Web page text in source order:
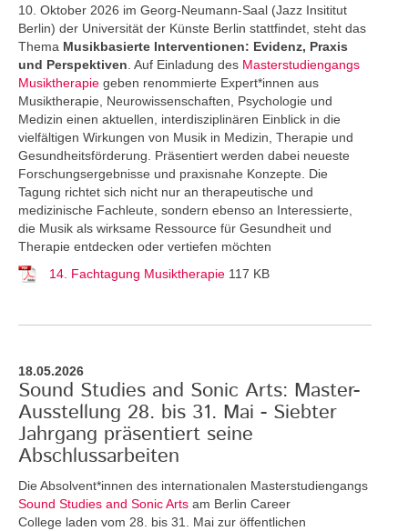
10. Oktober 2026 im Georg-Neumann-Saal (Jazz Insititut
Berlin) der Universität der Künste Berlin stattfindet, steht das
Thema Musikbasierte Interventionen: Evidenz, Praxis
und Perspektiven . Auf Einladung des Masterstudiengangs
Musiktherapie geben renommierte Expert*innen aus
Musiktherapie, Neurowissenschaften, Psychologie und
Medizin einen aktuellen, interdisziplinären Einblick in die
vielfältigen Wirkungen von Musik in Medizin, Therapie und
Gesundheitsförderung. Präsentiert werden dabei neueste
Forschungsergebnisse und praxisnahe Konzepte. Die
Tagung richtet sich nicht nur an therapeutische und
medizinische Fachleute, sondern ebenso an Interessierte,
die Musik als wirksame Ressource für Gesundheit und
Therapie entdecken oder vertiefen möchten
14. Fachtagung Musiktherapie 117 KB
18.05.2026
Sound Studies and Sonic Arts: Master-
Ausstellung 28. bis 31. Mai - Siebter
Jahrgang präsentiert seine
Abschlussarbeiten
Die Absolvent*innen des internationalen Masterstudiengangs
Sound Studies and Sonic Arts am Berlin Career
College laden vom 28. bis 31. Mai zur öffentlichen